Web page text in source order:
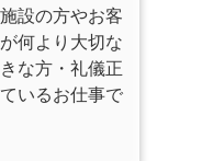
設の方やお客
何より大切な
な方・礼儀正
いるお仕事で